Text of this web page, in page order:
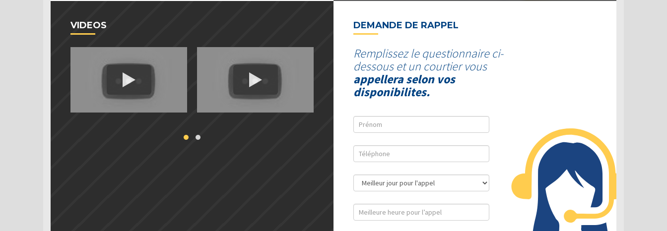
VIDEOS DEMANDE DE RAPPEL
Remplissez le questionnaire ci-
dessous et un courtier vous
appellera selon vos
disponibilites.